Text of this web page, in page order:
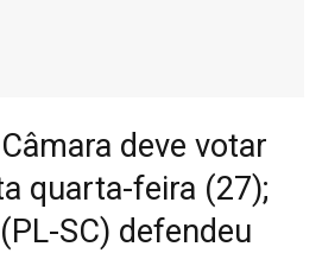
deve votar
quarta-feira (27);
SC) defendeu